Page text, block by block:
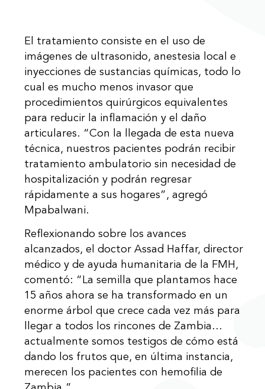
El tratamiento consiste en el uso de
imágenes de ultrasonido, anestesia local e
inyecciones de sustancias químicas, todo lo
cual es mucho menos invasor que
procedimientos quirúrgicos equivalentes
para reducir la inflamación y el daño
articulares. “Con la llegada de esta nueva
técnica, nuestros pacientes podrán recibir
tratamiento ambulatorio sin necesidad de
hospitalización y podrán regresar
rápidamente a sus hogares”, agregó
Mpabalwani.
Reflexionando sobre los avances
alcanzados, el doctor Assad Haffar, director
médico y de ayuda humanitaria de la FMH,
comentó: “La semilla que plantamos hace
15 años ahora se ha transformado en un
enorme árbol que crece cada vez más para
llegar a todos los rincones de Zambia…
actualmente somos testigos de cómo está
dando los frutos que, en última instancia,
merecen los pacientes con hemofilia de